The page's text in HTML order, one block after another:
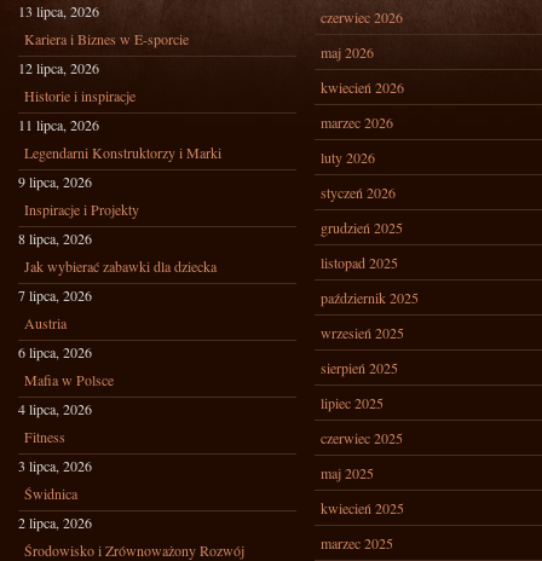
13 lipca, 2026
Kariera i Biznes w E-sporcie
12 lipca, 2026
Historie i inspiracje
11 lipca, 2026
Legendarni Konstruktorzy i Marki
9 lipca, 2026
Inspiracje i Projekty
8 lipca, 2026
Jak wybierać zabawki dla dziecka
7 lipca, 2026
Austria
6 lipca, 2026
Mafia w Polsce
4 lipca, 2026
Fitness
3 lipca, 2026
Świdnica
2 lipca, 2026
Środowisko i Zrównoważony Rozwój
czerwiec 2026
maj 2026
kwiecień 2026
marzec 2026
luty 2026
styczeń 2026
grudzień 2025
listopad 2025
październik 2025
wrzesień 2025
sierpień 2025
lipiec 2025
czerwiec 2025
maj 2025
kwiecień 2025
marzec 2025